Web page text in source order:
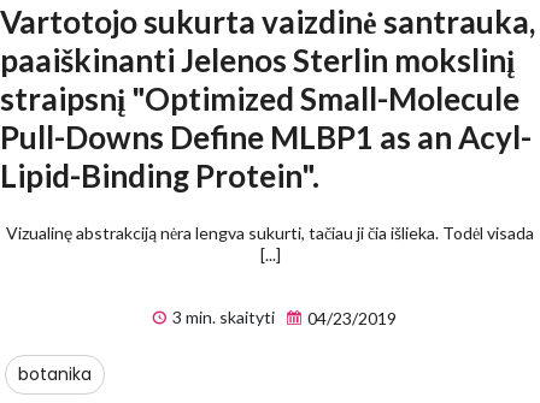
Vartotojo sukurta vaizdinė santrauka,
paaiškinanti Jelenos Sterlin mokslinį
straipsnį "Optimized Small-Molecule
Pull-Downs Define MLBP1 as an Acyl-
Lipid-Binding Protein".
Vizualinę abstrakciją nėra lengva sukurti, tačiau ji čia išlieka. Todėl visada
[...]
3 min. skaityti 04/23/2019
botanika